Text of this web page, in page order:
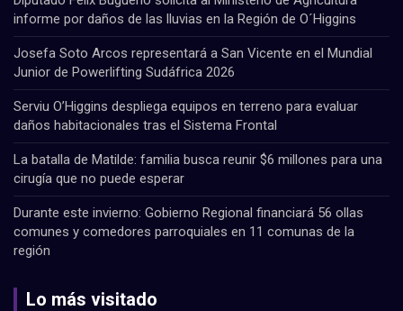
informe por daños de las lluvias en la Región de O´Higgins
Josefa Soto Arcos representará a San Vicente en el Mundial
Junior de Powerlifting Sudáfrica 2026
Serviu O’Higgins despliega equipos en terreno para evaluar
daños habitacionales tras el Sistema Frontal
La batalla de Matilde: familia busca reunir $6 millones para una
cirugía que no puede esperar
Durante este invierno: Gobierno Regional financiará 56 ollas
comunes y comedores parroquiales en 11 comunas de la
región
Lo más visitado